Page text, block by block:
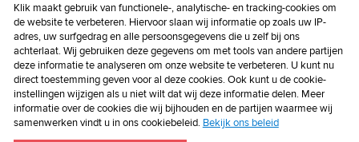
Privacybeleid
Disclaimer
Klik maakt gebruik van functionele-, analytische- en tracking-cookies om
de website te verbeteren. Hiervoor slaan wij informatie op zoals uw IP-
adres, uw surfgedrag en alle persoonsgegevens die u zelf bij ons
achterlaat. Wij gebruiken deze gegevens om met tools van andere partijen
deze informatie te analyseren om onze website te verbeteren. U kunt nu
direct toestemming geven voor al deze cookies. Ook kunt u de cookie-
instellingen wijzigen als u niet wilt dat wij deze informatie delen. Meer
informatie over de cookies die wij bijhouden en de partijen waarmee wij
samenwerken vindt u in ons cookiebeleid. Bekijk ons beleid